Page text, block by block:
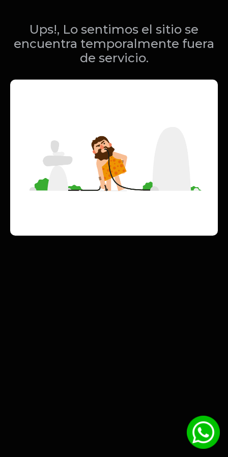
Ups!, Lo sentimos el sitio se
encuentra temporalmente fuera
de servicio.